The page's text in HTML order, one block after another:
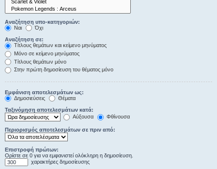
Αναζήτηση υπο-κατηγοριών:
Ναι
Όχι
Αναζήτηση σε:
Τίτλους θεμάτων και κείμενο μηνύματος
Μόνο σε κείμενο μηνύματος
Τίτλους θεμάτων μόνο
Στην πρώτη δημοσίευση του θέματος μόνο
Εμφάνιση αποτελεσμάτων ως:
Δημοσιεύσεις
Θέματα
Ταξινόμηση αποτελεσμάτων κατά:
Αύξουσα
Φθίνουσα
Περιορισμός αποτελεσμάτων σε πριν από:
Επιστροφή πρώτων:
Ορίστε σε 0 για να εμφανιστεί ολόκληρη η δημοσίευση.
χαρακτήρες δημοσίευσης